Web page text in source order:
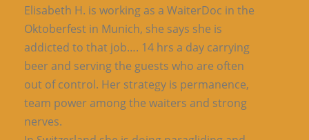
Elisabeth H. is working as a WaiterDoc in the
Oktoberfest in Munich, she says she is
addicted to that job…. 14 hrs a day carrying
beer and serving the guests who are often
out of control. Her strategy is permanence,
team power among the waiters and strong
nerves.